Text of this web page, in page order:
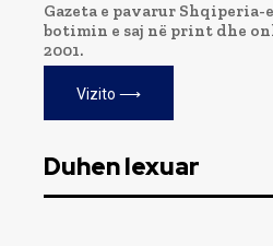
Gazeta e pavarur
botimin e saj në print dhe
2001.
Vizito ⟶
Duhen lexuar